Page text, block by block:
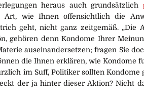
heraus auch grundsätzlich
wie Ihnen offensichtlich die
geht, nicht ganz zeitgemäß. „Die
gehören denn Kondome Ihrer
auseinandersetzen; fragen Sie
die Ihnen erklären, wie Kondome
im Suff, Politiker sollten
der ja hinter dieser Aktion? Nicht